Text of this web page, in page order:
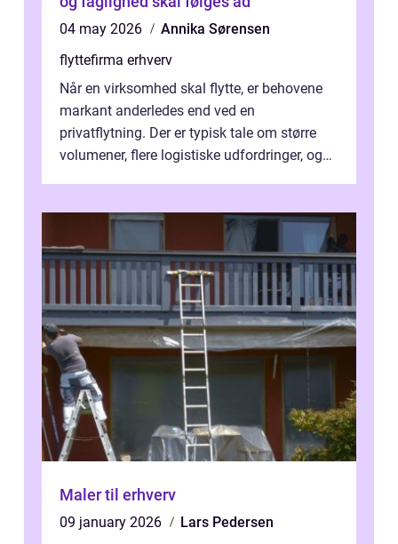
04 may 2026
Annika Sørensen
flyttefirma erhverv
Når en virksomhed skal flytte, er behovene
markant anderledes end ved en
privatflytning. Der er typisk tale om større
volumener, flere logistiske udfordringer, og
Maler til erhverv
09 january 2026
Lars Pedersen